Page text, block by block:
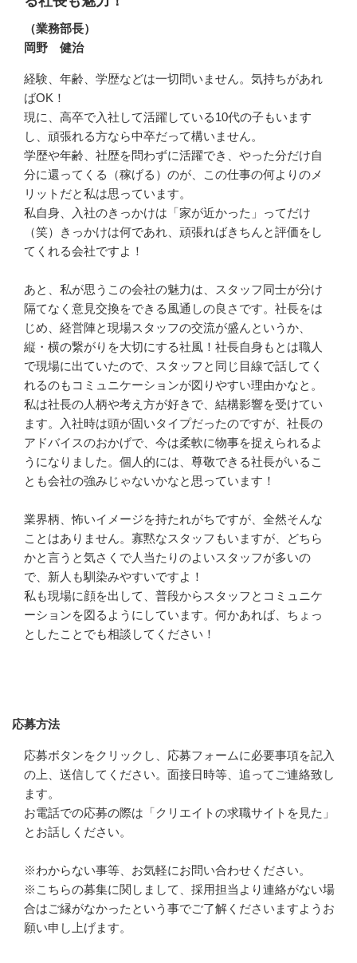
（業務部長）
岡野 健治
経験、年齢、学歴などは一切問いません。気持ちがあれ
ばOK！
現に、高卒で入社して活躍している10代の子もいます
し、頑張れる方なら中卒だって構いません。
学歴や年齢、社歴を問わずに活躍でき、やった分だけ自
分に還ってくる（稼げる）のが、この仕事の何よりのメ
リットだと私は思っています。
私自身、入社のきっかけは「家が近かった」ってだけ
（笑）きっかけは何であれ、頑張ればきちんと評価をし
てくれる会社ですよ！
あと、私が思うこの会社の魅力は、スタッフ同士が分け
隔てなく意見交換をできる風通しの良さです。社長をは
じめ、経営陣と現場スタッフの交流が盛んというか、
縦・横の繋がりを大切にする社風！社長自身もとは職人
で現場に出ていたので、スタッフと同じ目線で話してく
れるのもコミュニケーションが図りやすい理由かなと。
私は社長の人柄や考え方が好きで、結構影響を受けてい
ます。入社時は頭が固いタイプだったのですが、社長の
アドバイスのおかげで、今は柔軟に物事を捉えられるよ
うになりました。個人的には、尊敬できる社長がいるこ
とも会社の強みじゃないかなと思っています！
業界柄、怖いイメージを持たれがちですが、全然そんな
ことはありません。寡黙なスタッフもいますが、どちら
かと言うと気さくで人当たりのよいスタッフが多いの
で、新人も馴染みやすいですよ！
私も現場に顔を出して、普段からスタッフとコミュニケ
ーションを図るようにしています。何かあれば、ちょっ
としたことでも相談してください！
応募方法
応募ボタンをクリックし、応募フォームに必要事項を記入
の上、送信してください。面接日時等、追ってご連絡致し
ます。
お電話での応募の際は「クリエイトの求職サイトを見た」
とお話しください。
※わからない事等、お気軽にお問い合わせください。
※こちらの募集に関しまして、採用担当より連絡がない場
合はご縁がなかったという事でご了解くださいますようお
願い申し上げます。